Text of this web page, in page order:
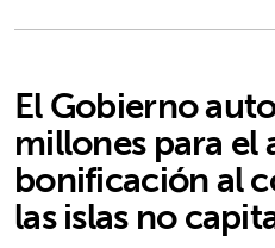
El Gobierno
millones para el
bonificación al
las islas no